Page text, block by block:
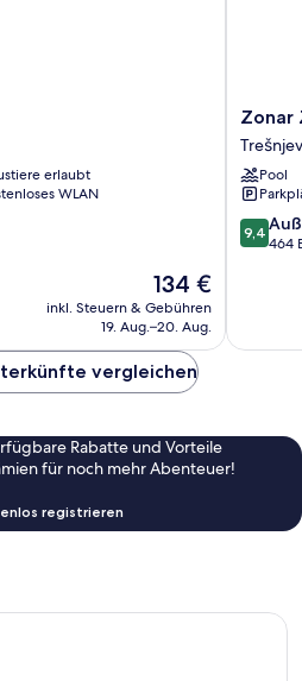
erlaubt
WLAN
Der
Preis
beträgt
134 €
inkl. Steuern & Gebühren
19. Aug.–20. Aug.
Zonar
Zagreb
by
Maistra
City
Vibes
Zonar
Pool
9.4
von
9,4
464
vergleichen
Rabatte und Vorteile
für noch mehr Abenteuer!
registrieren